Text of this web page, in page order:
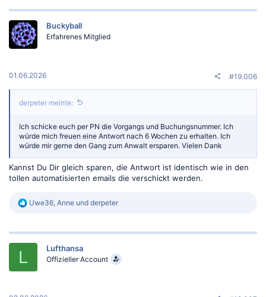
Buckyball
Erfahrenes Mitglied
01.06.2026 #19.006
derpeter meinte:
Ich schicke euch per PN die Vorgangs und Buchungsnummer. Ich
würde mich freuen eine Antwort nach 6 Wochen zu erhalten. Ich
würde mir gerne den Gang zum Anwalt ersparen. Vielen Dank
Kannst Du Dir gleich sparen, die Antwort ist identisch wie in den
tollen automatisierten emails die verschickt werden.
R
k
Uwe36, Anne und derpeter
L Lufthansa
Offizieller Account